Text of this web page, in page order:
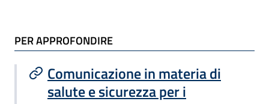
TI POTREBBE INTERESSARE
PER APPROFONDIRE
Comunicazione in materia di
salute e sicurezza per i